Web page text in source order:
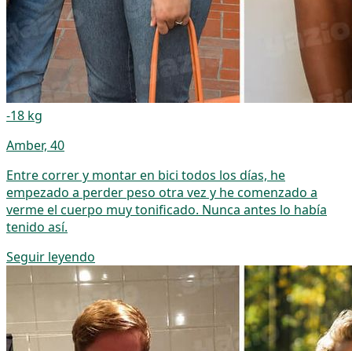
-18 kg
Amber, 40
Entre correr y montar en bici todos los días, he
empezado a perder peso otra vez y he comenzado a
verme el cuerpo muy tonificado. Nunca antes lo había
tenido así.
Seguir leyendo